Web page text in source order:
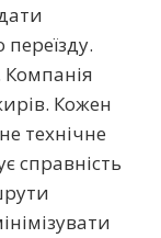
Компанія
Кожен
технічне
справність